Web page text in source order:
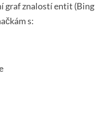
graf znalostí entit (Bing
s: